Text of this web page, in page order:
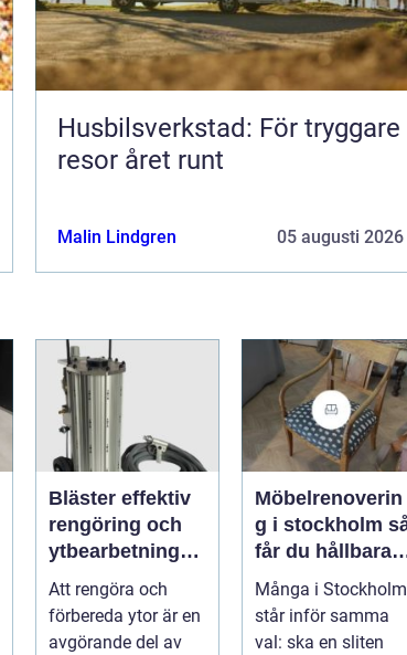
Husbilsverkstad: För tryggare
resor året runt
Malin Lindgren 05 augusti 2026
Bläster effektiv
rengöring och
ytbearbetning
för proffs och
hantverkare
Att rengöra och
förbereda ytor är en
avgörande del av
Möbelrenoverin
g i stockholm så
får du hållbara
och vackra
möbler
Många i Stockholm
står inför samma
val: ska en sliten